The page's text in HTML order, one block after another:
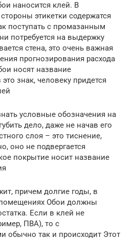
наносится клей. В
этикетки содержатся
поступать с промазанным
потребуется на выдержку
стена, это очень важная
прогнозирования расхода
носят название
знак, человеку придется
условные обозначения на
дело, даже не начав его
слоя – это тиснение,
оно не подвергается
покрытие носит название
причем долгие годы, в
Обои должны
Если в клей не
ПВА), то с
обычно так и происходит Этот